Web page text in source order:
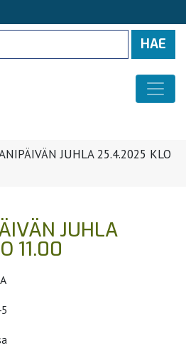
JUHLA 25.4.2025 KLO
JUHLA
11.00